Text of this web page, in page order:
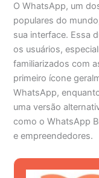
O WhatsApp, um
populares do
sua interface. Essa
os usuários,
familiarizados com
primeiro ícone
WhatsApp,
uma versão
como o WhatsApp
e empreendedores.